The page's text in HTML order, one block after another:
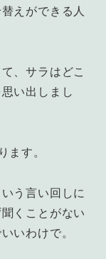
えができる人
、サラはどこ
い出しまし
ます。
う言い回しに
くことがない
いわけで。